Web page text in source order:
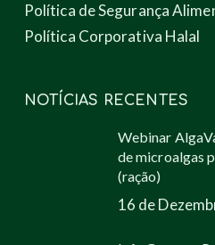
Política de Segurança
Política Corporativa Halal
NOTÍCIAS RECENTES
Webinar
de microalgas
(ração)
16 de